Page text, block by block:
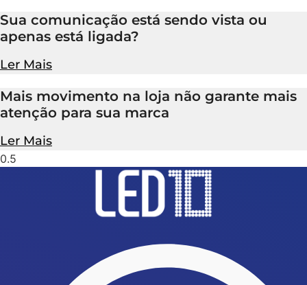
Sua comunicação está sendo vista ou
apenas está ligada?
Ler Mais
Mais movimento na loja não garante mais
atenção para sua marca
Ler Mais